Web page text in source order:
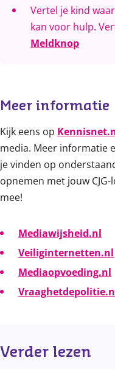
Vertel je kind
kan voor hulp.
Meldknop
Meer informatie
Kijk eens op
media. Meer informatie
je vinden op
opnemen met jouw
mee!
Mediawijsheid.nl
Veiliginternetten.nl
Mediaopvoeding.nl
Verder lezen